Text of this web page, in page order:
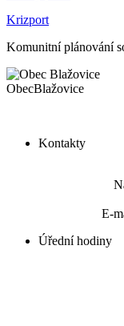
Krizport
Komunitní plánování
ObecBlažovice
Kontakty
E-
Úřední hodiny